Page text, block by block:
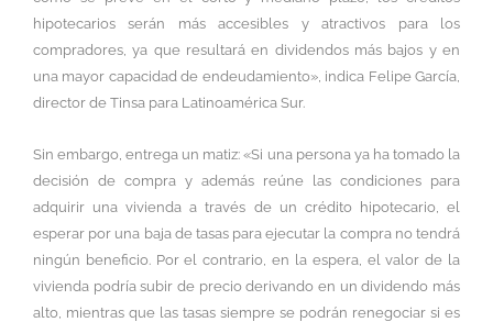
hipotecarios serán más accesibles y atractivos para los
compradores, ya que resultará en dividendos más bajos y en
una mayor capacidad de endeudamiento», indica Felipe García,
director de Tinsa para Latinoamérica Sur.
Sin embargo, entrega un matiz: «Si una persona ya ha tomado la
decisión de compra y además reúne las condiciones para
adquirir una vivienda a través de un crédito hipotecario, el
esperar por una baja de tasas para ejecutar la compra no tendrá
ningún beneficio. Por el contrario, en la espera, el valor de la
vivienda podría subir de precio derivando en un dividendo más
alto, mientras que las tasas siempre se podrán renegociar si es